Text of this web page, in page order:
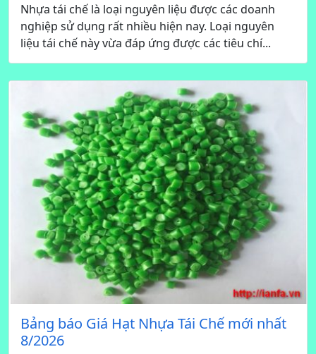
Nhựa tái chế là loại nguyên liệu được các doanh
nghiệp sử dụng rất nhiều hiện nay. Loại nguyên
liệu tái chế này vừa đáp ứng được các tiêu chí...
Bảng báo Giá Hạt Nhựa Tái Chế mới nhất
8/2026